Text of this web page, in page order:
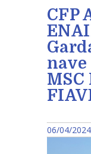
CFP
06/04/2024